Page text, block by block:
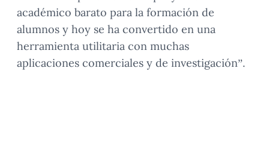
académico barato para la formación de
alumnos y hoy se ha convertido en una
herramienta utilitaria con muchas
aplicaciones comerciales y de investigación”.